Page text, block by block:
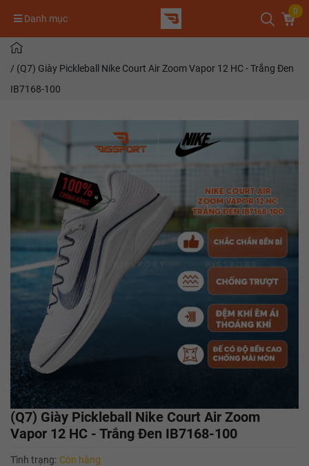
Danh mục
0
/ (Q7) Giày Pickleball Nike Court Air Zoom Vapor 12 HC - Trắng Đen
IB7168-100
(Q7) Giày Pickleball Nike Court Air Zoom
Vapor 12 HC - Trắng Đen IB7168-100
Tình trạng: Còn hàng